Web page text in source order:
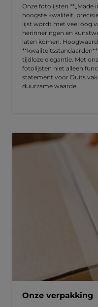
Onze fotolijsten **„Made
hoogste kwaliteit,
lijst wordt met veel oog
herinneringen en
laten komen.
tijdloze elegantie. Met
fotolijsten niet alleen
statement voor Duits
duurzame waarde.
Onze verpakking